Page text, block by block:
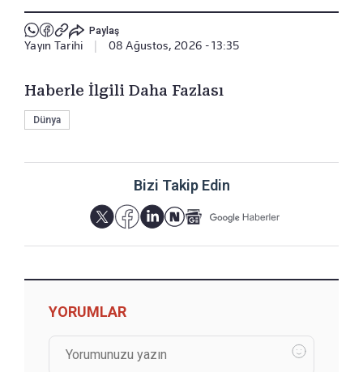
Paylaş
Yayın Tarihi 08 Ağustos, 2026 - 13:35
Haberle İlgili Daha Fazlası
Dünya
Bizi Takip Edin
YORUMLAR